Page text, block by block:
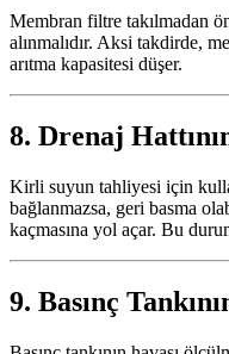
Membran filtre takılmadan
alınmalıdır. Aksi takdirde,
arıtma kapasitesi düşer.
8. Drenaj
Kirli suyun tahliyesi için
bağlanmazsa, geri basma
kaçmasına yol açar. Bu
9. Basınç